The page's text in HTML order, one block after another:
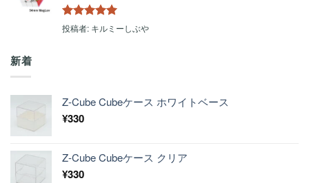
5段階中 5 の
投稿者: キルミーしぶや
新着
Z-Cube Cubeケース ホワイトベース
¥330
Z-Cube Cubeケース クリア
¥330